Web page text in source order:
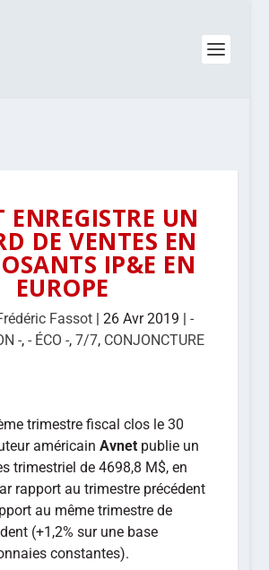
ENREGISTRE UN
DE VENTES EN
IP&E EN
EUROPE
Fassot| 26 Avr 2019 | -
-,- ÉCO -,7/7, CONJONCTURE
trimestre fiscal clos le 30
américainAvnet publie un
trimestriel de 4698,8 M$, en
rapport au trimestre précédent
au même trimestre de
(+1,2% sur une base
constantes).